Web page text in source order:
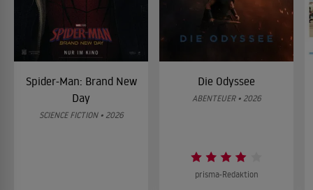
Spider-Man: Brand New
Day
SCIENCE FICTION • 2026
Die Odyssee
ABENTEUER • 2026
prisma-Redaktion